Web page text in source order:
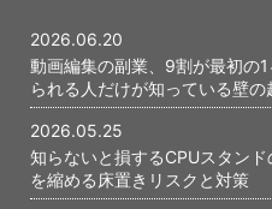
2026.06.20
動画編集の副業、9割が最初の
られる人だけが知っている壁の
2026.05.25
知らないと損するCPUスタン
を縮める床置きリスクと対策